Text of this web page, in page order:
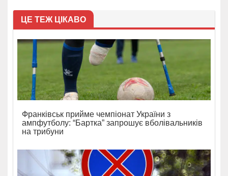
ЦЕ ТЕЖ ЦІКАВО
Франківськ прийме чемпіонат України з
ампфутболу: “Бартка” запрошує вболівальників
на трибуни